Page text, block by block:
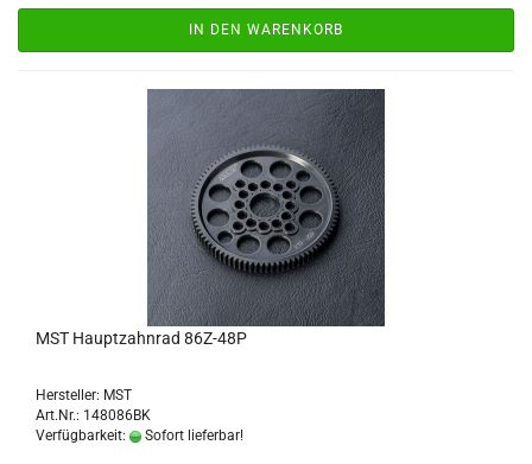
IN DEN WARENKORB
MST Hauptzahnrad 86Z-48P
Hersteller: MST
Art.Nr.: 148086BK
Verfügbarkeit:
Sofort lieferbar!